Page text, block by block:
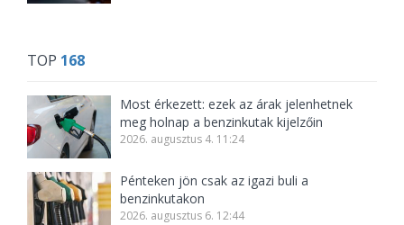
TOP 168
Most érkezett: ezek az árak jelenhetnek
meg holnap a benzinkutak kijelzőin
2026. augusztus 4. 11:24
Pénteken jön csak az igazi buli a
benzinkutakon
2026. augusztus 6. 12:44